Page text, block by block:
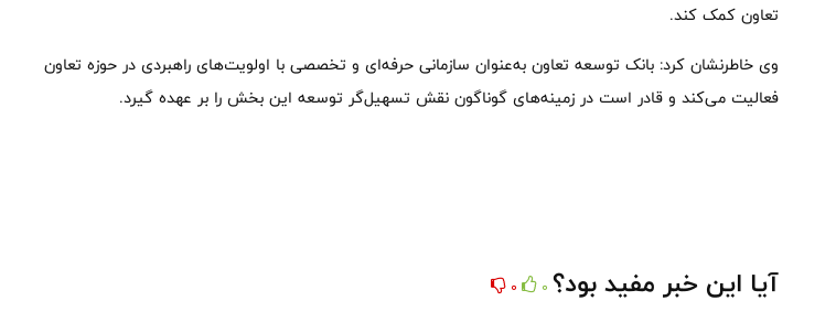
تعاون کمک کند.
وی خاطرنشان کرد: بانک توسعه تعاون به‌عنوان سازمانی حرفه‌ای و تخصصی با اولویت‌های راهبردی در حوزه تعاون
فعالیت می‌کند و قادر است در زمینه‌های گوناگون نقش تسهیل‌گر توسعه این بخش را بر عهده گیرد.
آیا این خبر مفید بود؟ 0
0